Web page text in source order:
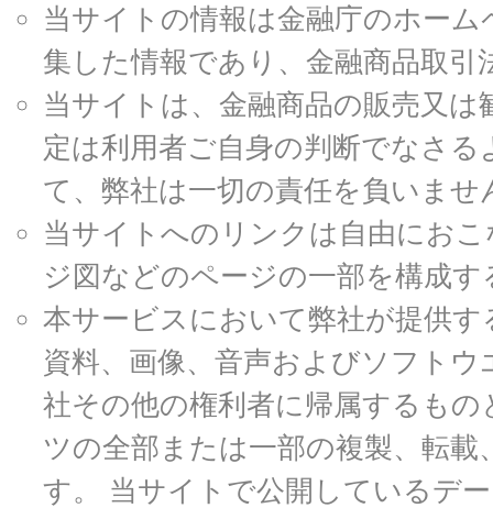
当サイトの情報は金融庁のホー
集した情報であり、金融商品取
当サイトは、金融商品の販売又
定は利用者ご自身の判断でなさ
て、弊社は一切の責任を負いませ
当サイトへのリンクは自由にお
ジ図などのページの一部を構成
本サービスにおいて弊社が提供
資料、画像、音声およびソフト
社その他の権利者に帰属するも
ツの全部または一部の複製、転
す。 当サイトで公開しているデ